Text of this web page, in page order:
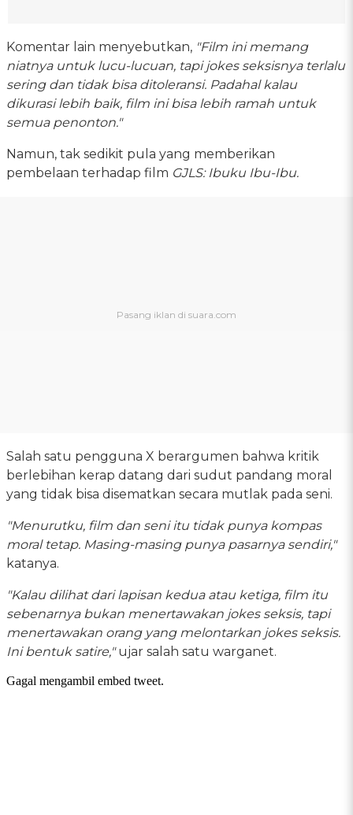
Komentar lain menyebutkan, "Film ini memang
niatnya untuk lucu-lucuan, tapi jokes seksisnya terlalu
sering dan tidak bisa ditoleransi. Padahal kalau
dikurasi lebih baik, film ini bisa lebih ramah untuk
semua penonton."
Namun, tak sedikit pula yang memberikan
pembelaan terhadap film GJLS: Ibuku Ibu-Ibu.
Salah satu pengguna X berargumen bahwa kritik
berlebihan kerap datang dari sudut pandang moral
yang tidak bisa disematkan secara mutlak pada seni.
"Menurutku, film dan seni itu tidak punya kompas
moral tetap. Masing-masing punya pasarnya sendiri,"
katanya.
"Kalau dilihat dari lapisan kedua atau ketiga, film itu
sebenarnya bukan menertawakan jokes seksis, tapi
menertawakan orang yang melontarkan jokes seksis.
Ini bentuk satire,"ujar salah satu warganet.